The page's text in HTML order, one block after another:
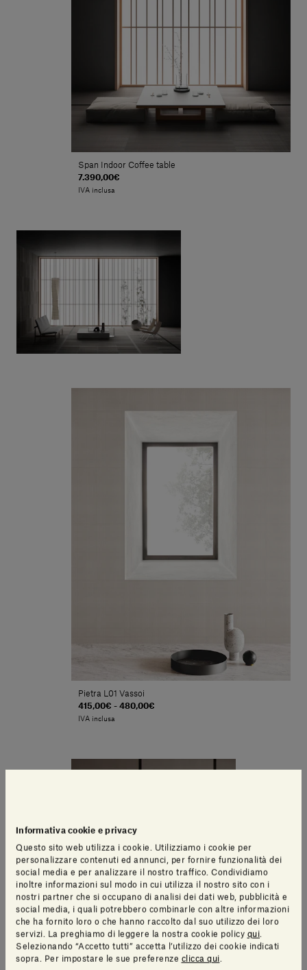
Informativa cookie e privacy
Questo sito web utilizza i cookie. Utilizziamo i cookie per
personalizzare contenuti ed annunci, per fornire funzionalità dei
social media e per analizzare il nostro traffico. Condividiamo
inoltre informazioni sul modo in cui utilizza il nostro sito con i
nostri partner che si occupano di analisi dei dati web, pubblicità e
social media, i quali potrebbero combinarle con altre informazioni
che ha fornito loro o che hanno raccolto dal suo utilizzo dei loro
servizi. La preghiamo di leggere la nostra cookie policy qui.
Selezionando “Accetto tutti” accetta l’utilizzo dei cookie indicati
sopra. Per impostare le sue preferenze clicca qui.
Span Indoor Coffee table
7.390,00€
IVA inclusa
Pietra L01 Vassoi
415,00€ - 480,00€
IVA inclusa